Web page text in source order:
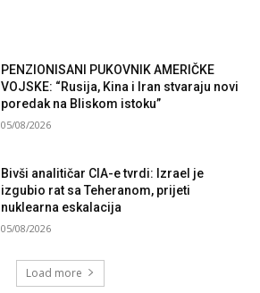
PENZIONISANI PUKOVNIK AMERIČKE
VOJSKE: “Rusija, Kina i Iran stvaraju novi
poredak na Bliskom istoku”
05/08/2026
Bivši analitičar CIA-e tvrdi: Izrael je
izgubio rat sa Teheranom, prijeti
nuklearna eskalacija
05/08/2026
Load more